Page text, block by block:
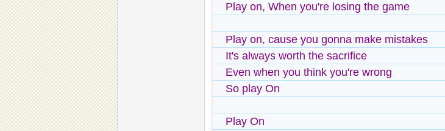
Play on, When you're losing the game
Play on, cause you gonna make mistakes
It's always worth the sacrifice
Even when you think you're wrong
So play On
Play On